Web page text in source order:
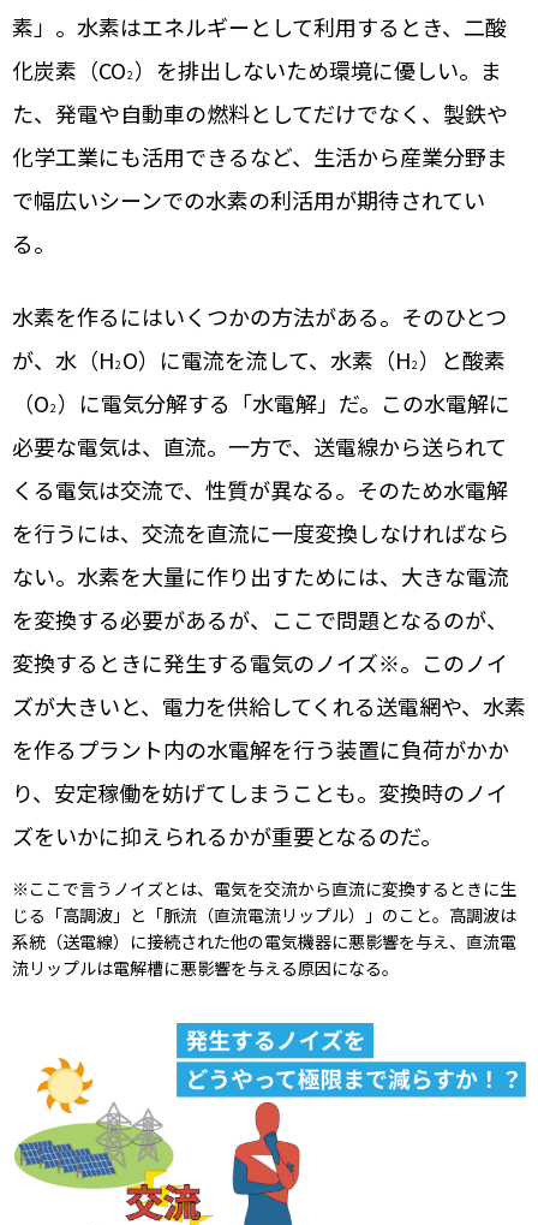
素」。水素はエネルギーとして利用するとき、二酸
化炭素（CO2）を排出しないため環境に優しい。ま
た、発電や自動車の燃料としてだけでなく、製鉄や
化学工業にも活用できるなど、生活から産業分野ま
で幅広いシーンでの水素の利活用が期待されてい
る。
水素を作るにはいくつかの方法がある。そのひとつ
が、水（H2O）に電流を流して、水素（H2）と酸素
（O2）に電気分解する「水電解」だ。この水電解に
必要な電気は、直流。一方で、送電線から送られて
くる電気は交流で、性質が異なる。そのため水電解
を行うには、交流を直流に一度変換しなければなら
ない。水素を大量に作り出すためには、大きな電流
を変換する必要があるが、ここで問題となるのが、
変換するときに発生する電気のノイズ※。このノイ
ズが大きいと、電力を供給してくれる送電網や、水素
を作るプラント内の水電解を行う装置に負荷がかか
り、安定稼働を妨げてしまうことも。変換時のノイ
ズをいかに抑えられるかが重要となるのだ。
※ここで言うノイズとは、電気を交流から直流に変換するときに生
じる「高調波」と「脈流（直流電流リップル）」のこと。高調波は
系統（送電線）に接続された他の電気機器に悪影響を与え、直流電
流リップルは電解槽に悪影響を与える原因になる。